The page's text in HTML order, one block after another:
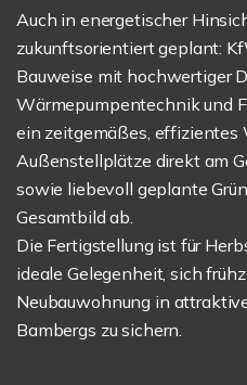
Auch in energetischer
zukunftsorientiert geplant:
Bauweise mit hochwertiger
Wärmepumpentechnik und
ein zeitgemäßes, effizientes
Außenstellplätze direkt am
sowie liebevoll geplante
Gesamtbild ab.
Die Fertigstellung ist für
ideale Gelegenheit, sich
Neubauwohnung in
Bambergs zu sichern.